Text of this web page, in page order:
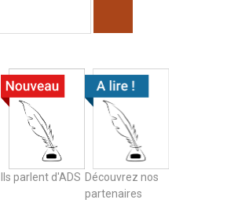
Ils parlent d'ADS Découvrez nos
partenaires